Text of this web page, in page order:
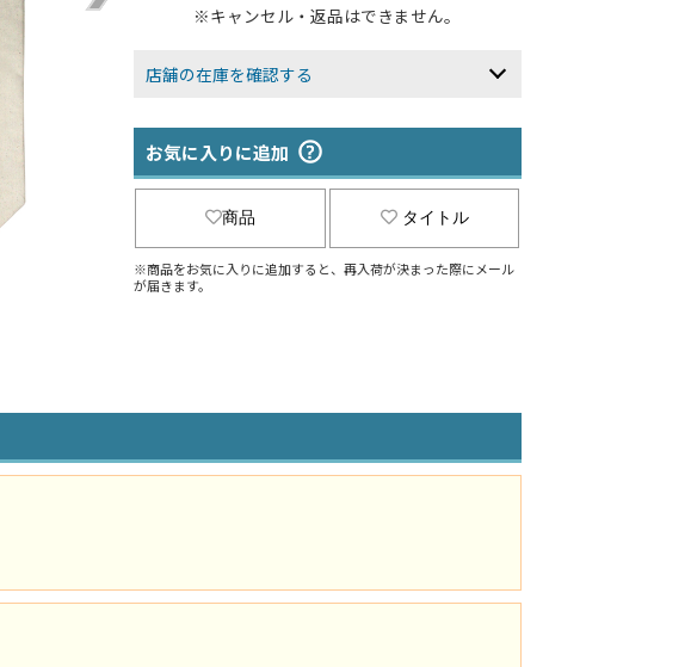
※キャンセル・返品はできません。
店舗の在庫を確認する
お気に入りに追加
商品 タイトル
※商品をお気に入りに追加すると、再入荷が決まった際にメール
が届きます。